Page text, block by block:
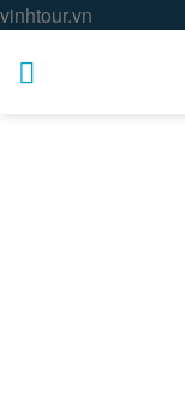
vinhtour.vn